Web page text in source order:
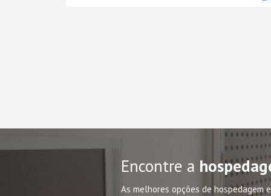
Encontre a
As melhores opções de hospedagem